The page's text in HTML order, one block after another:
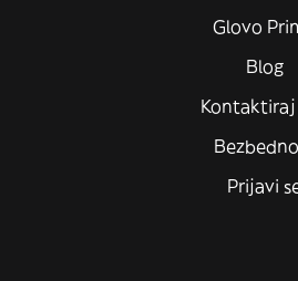
Glovo
Blog
Kontaktiraj
Prijavi